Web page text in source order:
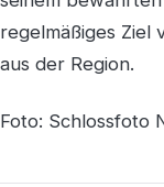
regelmäßiges Ziel
aus der Region.
Foto: Schlossfoto